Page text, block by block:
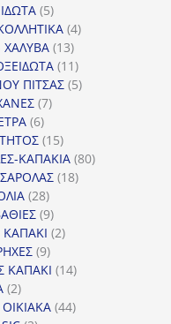
προϊόντα
55
προϊόντα
44
ΧΑΛΥΒΑ 1313
προϊόντα
1111
προϊόντα
ΠΙΤΣΑΣ 55
77
66
προϊόντα
1515
προϊόντα
ΚΑΠΑΚΙΑ 8080
1818
2828
προϊόντα
99
προϊόντα
22
99
προϊόντα
ΚΑΠΑΚΙ 1414
22
προϊόντα
4444